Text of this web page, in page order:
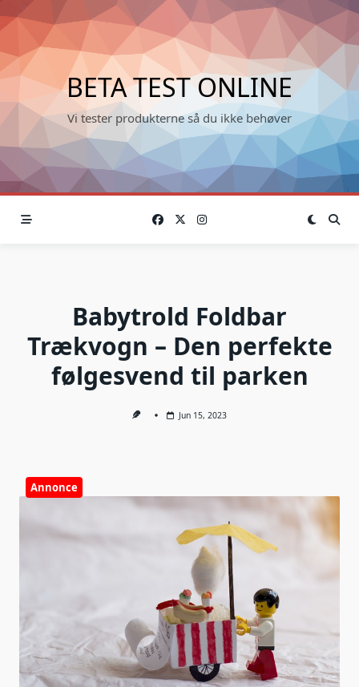
Skip
to
content
BETA TEST ONLINE
Vi tester produkterne så du ikke behøver
Babytrold Foldbar
Trækvogn – Den perfekte
følgesvend til parken
Jun 15, 2023
Annonce